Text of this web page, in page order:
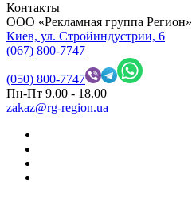
Контакты
OOO «Рекламная группа Регион»
Киев, ул. Стройиндустрии, 6
(067) 800-7747
(050) 800-7747
Пн-Пт 9.00 - 18.00
zakaz@rg-region.ua